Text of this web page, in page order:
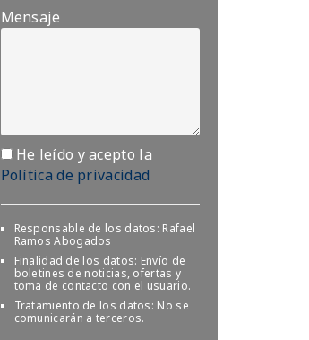
Mensaje
He leído y acepto la
Política de privacidad
Responsable de los datos: Rafael
Ramos Abogados
Finalidad de los datos: Envío de
boletines de noticias, ofertas y
toma de contacto con el usuario.
Tratamiento de los datos: No se
comunicarán a terceros.